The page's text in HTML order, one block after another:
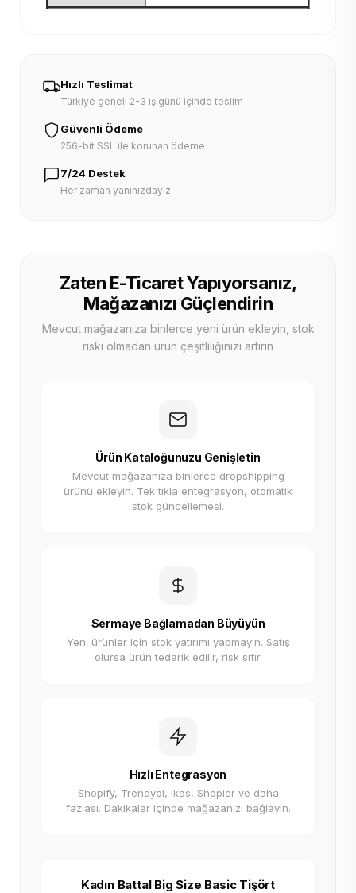
Hızlı Teslimat
Türkiye geneli 2-3 iş günü içinde teslim
Güvenli Ödeme
256-bit SSL ile korunan ödeme
7/24 Destek
Her zaman yanınızdayız
Zaten E-Ticaret Yapıyorsanız,
Mağazanızı Güçlendirin
Mevcut mağazanıza binlerce yeni ürün ekleyin, stok
riski olmadan ürün çeşitliliğinizi artırın
Ürün Kataloğunuzu Genişletin
Mevcut mağazanıza binlerce dropshipping
ürünü ekleyin. Tek tıkla entegrasyon, otomatik
stok güncellemesi.
Sermaye Bağlamadan Büyüyün
Yeni ürünler için stok yatırımı yapmayın. Satış
olursa ürün tedarik edilir, risk sıfır.
Hızlı Entegrasyon
Shopify, Trendyol, ikas, Shopier ve daha
fazlası. Dakikalar içinde mağazanızı bağlayın.
Kadın Battal Big Size Basic Tişört